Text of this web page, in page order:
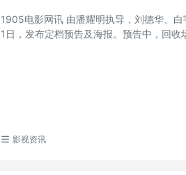
1905电影网讯 由潘耀明执导，刘德华、
1日，发布定档预告及海报。预告中，回收
影视资讯